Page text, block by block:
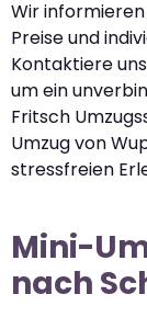
Wir
Preise und
Kontaktiere
um ein
Fritsch
Umzug von
stressfreien
Mini-
nach